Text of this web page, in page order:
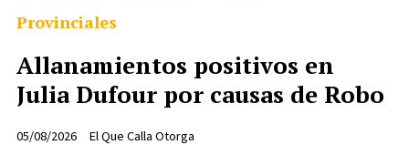
Allanamientos positivos en
Julia Dufour por causas de Robo
El Que Calla Otorga
Provinciales
05/08/2026